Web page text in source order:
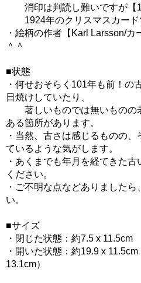
消印は判読し難いですが【
1924年のクリスマスカード
・絵柄の作者【Karl Larsson/
＾＾
■状態
・何せおそらく101年も前！の
日焼けしていたり、
著しいものでは無いものの
ある箇所があります。
・当然、古さは感じるものの
ているような気がします。
・あくまでも年月を経てきた
ください。
・ご不明な点などありました
い。
■サイズ
・閉じた状態：約7.5 x 11.5cm
・開いた状態：約19.9 x
13.1cm）